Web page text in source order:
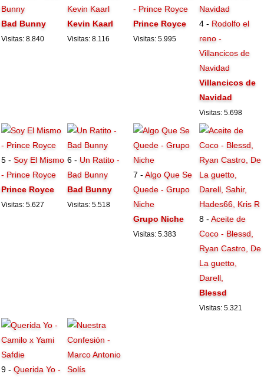
Bunny
Bad Bunny
Visitas: 8.840
Kevin Kaarl
Kevin Kaarl
Visitas: 8.116
- Prince Royce
Prince Royce
Visitas: 5.995
4 - Rodolfo el
reno -
Villancicos de
Navidad
Villancicos de
Navidad
Visitas: 5.698
5 -Soy El Mismo
- Prince Royce
Prince Royce
Visitas: 5.627
6 - Un Ratito -
Bad Bunny
Bad Bunny
Visitas: 5.518
7 -Algo Que Se
Quede - Grupo
Niche
Grupo Niche
Visitas: 5.383
8 -Aceite de
Coco - Blessd,
Ryan Castro, De
La guetto,
Darell,
Blessd
Visitas: 5.321
9 -Querida Yo -